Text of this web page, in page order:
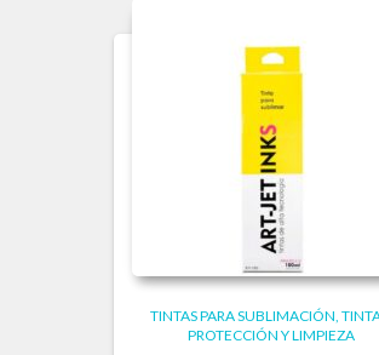
TINTAS PARA SUBLIMACIÓN
PROTECCIÓN Y LIMPIEZA